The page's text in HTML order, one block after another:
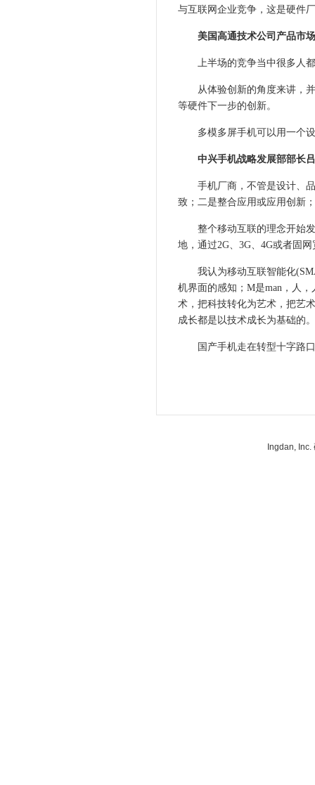
与互联网企业竞争，这是硬件
美国高通技术公司产品市场
上半场的竞争当中很多人都
从体验创新的角度来讲，并
等硬件下一步的创新。
多模多屏手机可以用一个设
中兴手机战略发展部部长吕
手机厂商，不管是设计、品
致；二是整合应用或应用创新
整个移动互联的理念开始发
地，通过2G、3G、4G或者固
我认为移动互联智能化
机界面的感知；M是man，人
术，把科技转化为艺术，把艺
成长都是以技术成长为基础的。
国产手机走在转型十字路口
Ingdan,